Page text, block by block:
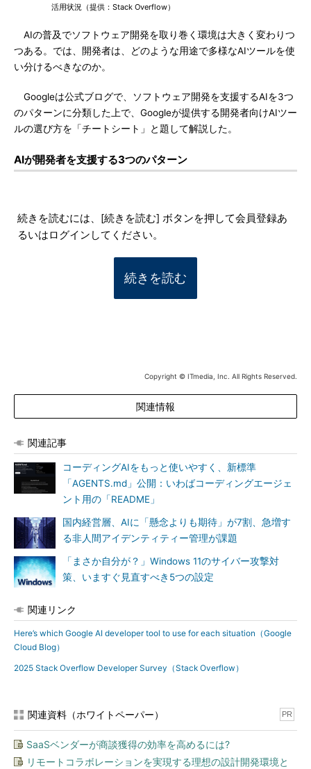
活用状況（提供：Stack Overflow）
AIの普及でソフトウェア開発を取り巻く環境は大きく変わりつ
つある。では、開発者は、どのような用途で多様なAIツールを使
い分けるべきなのか。
Googleは公式ブログで、ソフトウェア開発を支援するAIを3つ
のパターンに分類した上で、Googleが提供する開発者向けAIツー
ルの選び方を「チートシート」と題して解説した。
AIが開発者を支援する3つのパターン
続きを読むには、[続きを読む] ボタンを押して会員登録あ
るいはログインしてください。
続きを読む
Copyright © ITmedia, Inc. All Rights Reserved.
関連情報
関連記事
コーディングAIをもっと使いやすく、新標準
「AGENTS.md」公開：いわばコーディングエージェ
ント用の「README」
国内経営層、AIに「懸念よりも期待」が7割、急増す
る非人間アイデンティティー管理が課題
「まさか自分が？」Windows 11のサイバー攻撃対
策、いますぐ見直すべき5つの設定
関連リンク
Here’s which Google AI developer tool to use for each situation（Google
Cloud Blog）
2025 Stack Overflow Developer Survey（Stack Overflow）
関連資料（ホワイトペーパー） PR
SaaSベンダーが商談獲得の効率を高めるには?
リモートコラボレーションを実現する理想の設計開発環境と